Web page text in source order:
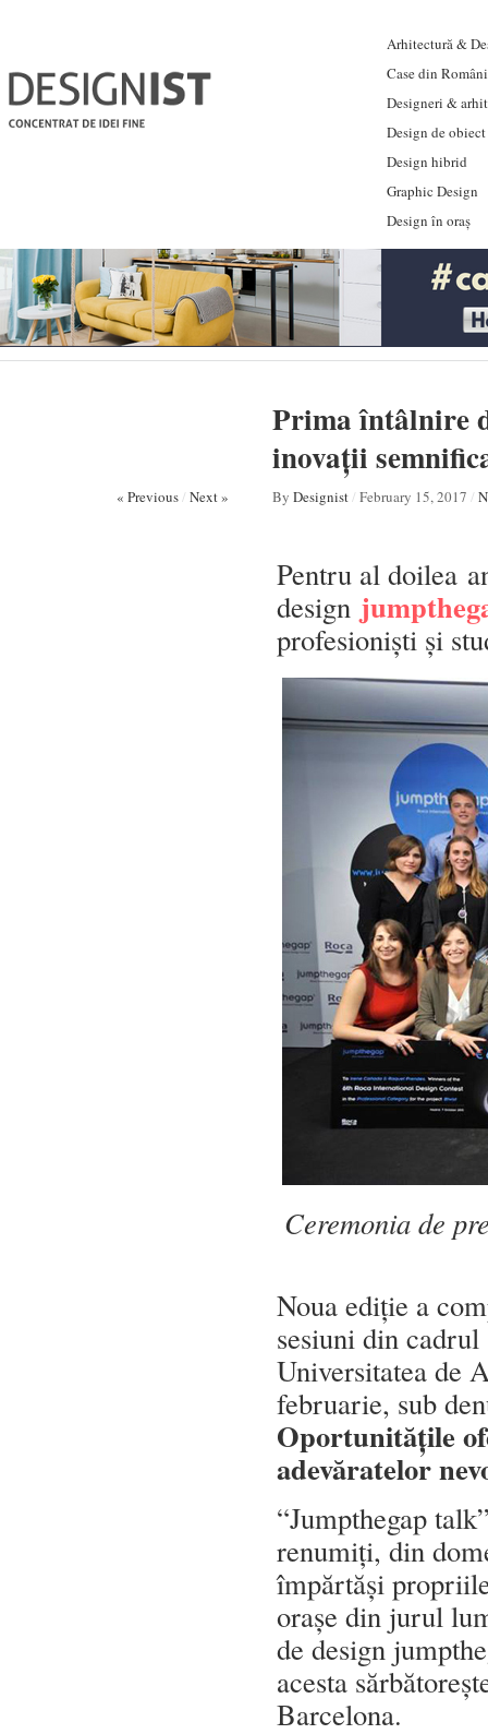
Arhitectură &
Case din
Designeri &
Design de obiect
Design hibrid
Graphic Design
Design în oraș
Prima întâlnire
inovații
« Previous/ Next » By Designist/ February 15, 2017 /
Pentru al doilea
design
profesioniști și
Ceremonia de
Noua ediție a
sesiuni din
Universitatea de
februarie, sub
Oportunitățile
adevăratelor
“Jumpthegap
renumiți, din
împărtăși
orașe din jurul
de design
acesta
Barcelona.